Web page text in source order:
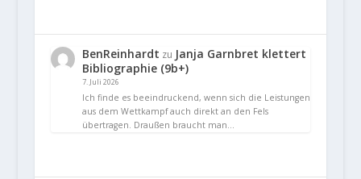
BenReinhardt zu Janja Garnbret klettert
Bibliographie (9b+)
7. Juli 2026
Ich finde es beeindruckend, wenn sich die Leistungen
aus dem Wettkampf auch direkt an den Fels
übertragen. Draußen braucht man…